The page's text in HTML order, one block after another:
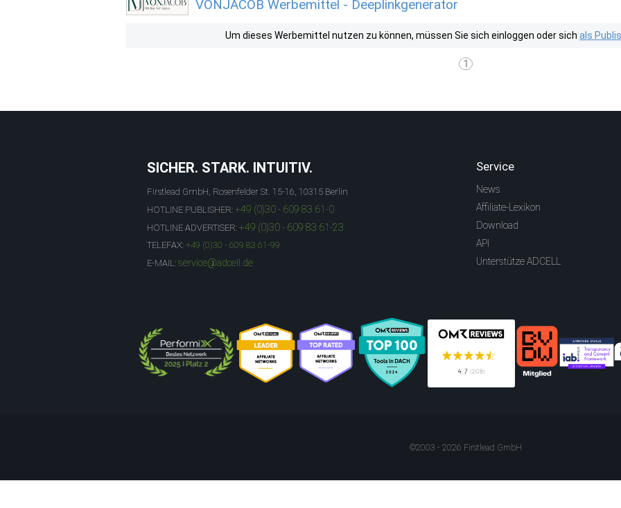
VONJACOB Werbemittel - Deeplinkgenerator
Um dieses Werbemittel nutzen zu können, müssen Sie sich einloggen oder sich als
1
SICHER. STARK. INTUITIV.
Firstlead GmbH, Rosenfelder St. 15-16, 10315 Berlin
HOTLINE PUBLISHER: +49 (0)30 - 609 83 61-0
HOTLINE ADVERTISER: +49 (0)30 - 609 83 61-23
TELEFAX: +49 (0)30 - 609 83 61-99
E-MAIL: service@adcell.de
Service
News
Affiliate-Lexikon
Download
API
Unterstütze ADCELL
©2003 - 2026 Firstlead GmbH